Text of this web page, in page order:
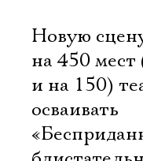
Новую
на 450 мест
и на 150)
осваивать